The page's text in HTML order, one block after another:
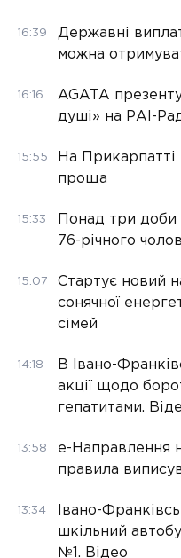
16:39
Державні
можна
16:16
AGATA
душі» на РАІ-
15:55
На Прикарпатті
проща
15:33
Понад три доби
76-річного
15:07
Стартує новий
сонячної
сімей
14:18
В Івано-
акції щодо
гепатитами.
13:58
е-Направлення
правила
13:34
Івано-
шкільний
№1. Відео